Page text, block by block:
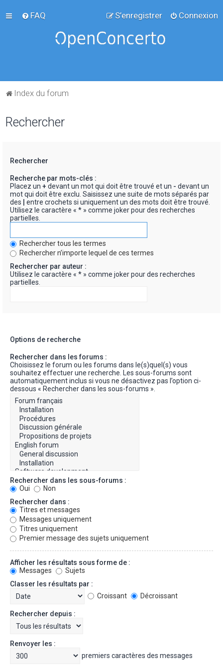
FAQ Connexion
S’enregistrer
Index du forum
Rechercher
Rechercher
Recherche par mots-clés :
Placez un + devant un mot qui doit être trouvé et un - devant un
mot qui doit être exclu. Saisissez une suite de mots séparés par
des
entre crochets si uniquement un des mots doit être trouvé.
Utilisez le caractère « * » comme joker pour des recherches
partielles.
Rechercher tous les termes
Rechercher n’importe lequel de ces termes
Rechercher par auteur :
Utilisez le caractère « * » comme joker pour des recherches
partielles.
Options de recherche
Rechercher dans les forums :
Choisissez le forum ou les forums dans le(s)quel(s) vous
souhaitez effectuer une recherche. Les sous-forums sont
automatiquement inclus si vous ne désactivez pas l’option ci-
dessous « Rechercher dans les sous-forums ».
Rechercher dans les sous-forums :
Oui
Non
Rechercher dans :
Titres et messages
Messages uniquement
Titres uniquement
Premier message des sujets uniquement
Afficher les résultats sous forme de :
Messages
Sujets
Classer les résultats par :
Croissant
Décroissant
Rechercher depuis :
Renvoyer les :
premiers caractères des messages